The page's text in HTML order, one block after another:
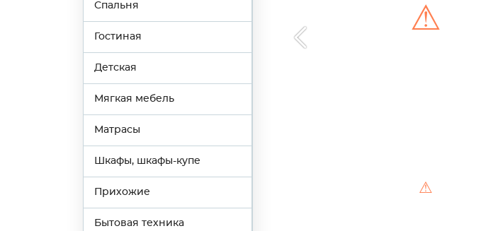
Спальня
Гостиная
Детская
Мягкая мебель
Матрасы
Шкафы, шкафы-купе
Прихожие
Бытовая техника
⚠
⚠